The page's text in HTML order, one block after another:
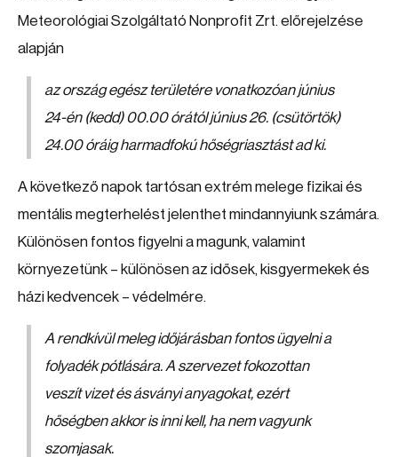
Meteorológiai Szolgáltató Nonprofit Zrt. előrejelzése
alapján
az ország egész területére vonatkozóan június
24-én (kedd) 00.00 órától június 26. (csütörtök)
24.00 óráig harmadfokú hőségriasztást ad ki.
A következő napok tartósan extrém melege fizikai és
mentális megterhelést jelenthet mindannyiunk számára.
Különösen fontos figyelni a magunk, valamint
környezetünk – különösen az idősek, kisgyermekek és
házi kedvencek – védelmére.
A rendkívül meleg időjárásban fontos ügyelni a
folyadék pótlására. A szervezet fokozottan
veszít vizet és ásványi anyagokat, ezért
hőségben akkor is inni kell, ha nem vagyunk
szomjasak.